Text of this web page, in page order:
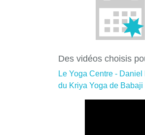
Des vidéos choisis
Le Yoga Centre -
du Kriya Yoga de Babaji